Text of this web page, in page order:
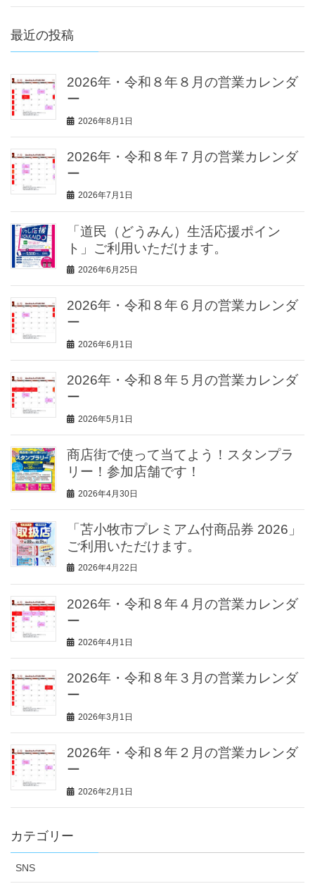
最近の投稿
2026年・令和８年８月の営業カレンダ
ー
2026年8月1日
2026年・令和８年７月の営業カレンダ
ー
2026年7月1日
「道民（どうみん）生活応援ポイン
ト」ご利用いただけます。
2026年6月25日
2026年・令和８年６月の営業カレンダ
ー
2026年6月1日
2026年・令和８年５月の営業カレンダ
ー
2026年5月1日
商店街で使って当てよう！スタンプラ
リー！参加店舗です！
2026年4月30日
「苫小牧市プレミアム付商品券 2026」
ご利用いただけます。
2026年4月22日
2026年・令和８年４月の営業カレンダ
ー
2026年4月1日
2026年・令和８年３月の営業カレンダ
ー
2026年3月1日
2026年・令和８年２月の営業カレンダ
ー
2026年2月1日
カテゴリー
SNS